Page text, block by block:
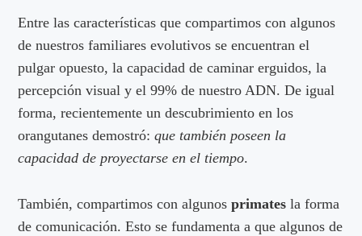
Entre las características que compartimos con algunos
de nuestros familiares evolutivos se encuentran el
pulgar opuesto, la capacidad de caminar erguidos, la
percepción visual y el 99% de nuestro ADN. De igual
forma, recientemente un descubrimiento en los
orangutanes demostró:que también poseen la
capacidad de proyectarse en el tiempo.
También, compartimos con algunosprimatesla forma
de comunicación. Esto se fundamenta a que algunos de